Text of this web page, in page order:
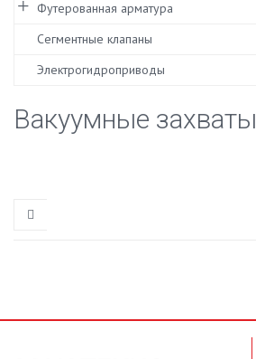
Футерованная арматура
Сегментные клапаны
Электрогидроприводы
Вакуумные захваты